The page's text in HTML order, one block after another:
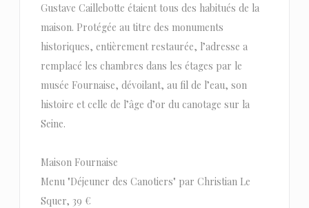
Gustave Caillebotte étaient tous des habitués de la
maison. Protégée au titre des monuments
historiques, entièrement restaurée, l’adresse a
remplacé les chambres dans les étages par le
musée Fournaise, dévoilant, au fil de l’eau, son
histoire et celle de l’âge d’or du canotage sur la
Seine.
Maison Fournaise
Menu "Déjeuner des Canotiers" par Christian Le
Squer, 39 €